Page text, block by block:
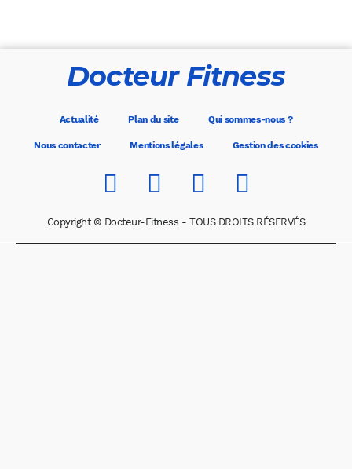
Docteur Fitness
Actualité Plan du site Qui sommes-nous ?
Nous contacter Mentions légales Gestion des cookies
Copyright © Docteur-Fitness - TOUS DROITS RÉSERVÉS